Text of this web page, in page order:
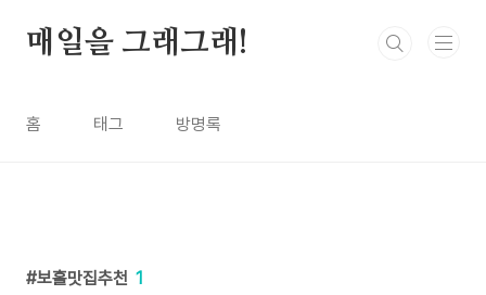
매일을 그래그래!
홈 태그 방명록
보홀맛집추천 1